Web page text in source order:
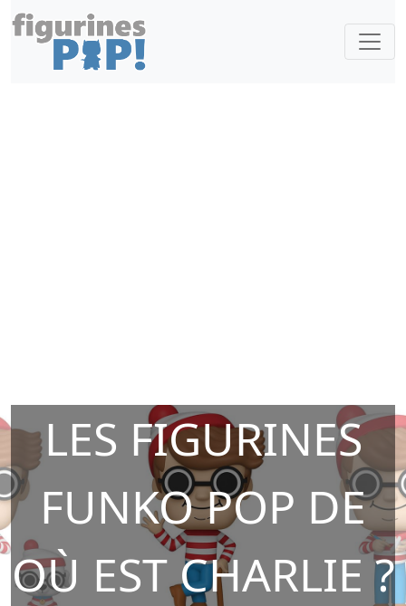
LES FIGURINES
FUNKO POP DE
OÙ EST CHARLIE ?